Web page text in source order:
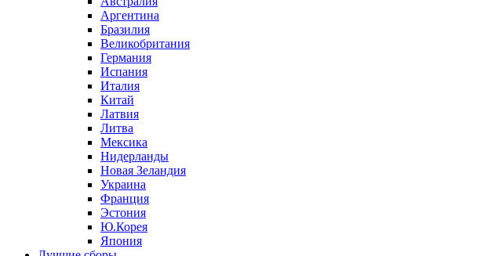
Аргентина
Бразилия
Великобритания
Германия
Испания
Италия
Китай
Латвия
Литва
Мексика
Нидерланды
Новая Зеландия
Украина
Франция
Эстония
Ю.Корея
Япония